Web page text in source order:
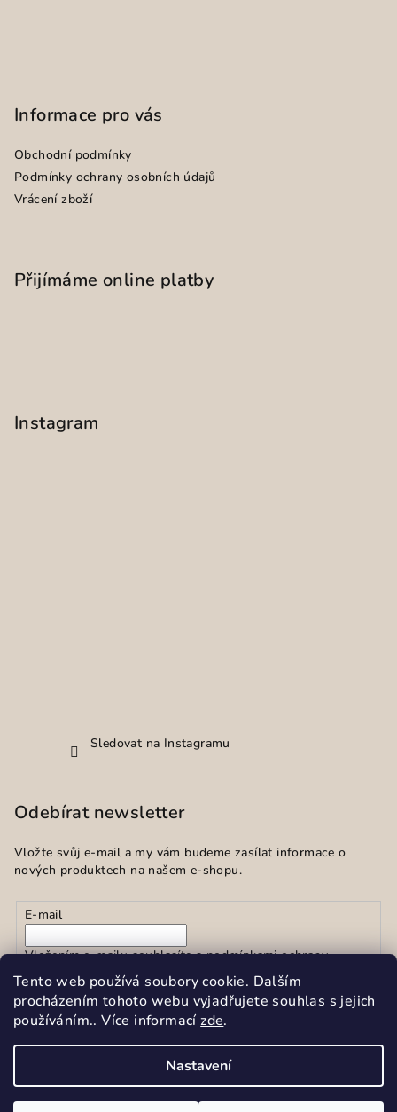
Tento web používá soubory cookie. Dalším
procházením tohoto webu vyjadřujete souhlas s jejich
používáním.. Více informacízde.
Nastavení
Informace pro vás
Obchodní podmínky
Podmínky ochrany osobních údajů
Vrácení zboží
Přijímáme online platby
Instagram
Sledovat na Instagramu
Odebírat newsletter
Vložte svůj e-mail a my vám budeme zasílat informace o
nových produktech na našem e-shopu.
E-mail
Vložením e-mailu souhlasíte spodmínkami ochrany
osobních údajů
Přihlásit se
Upravit nastavení cookies